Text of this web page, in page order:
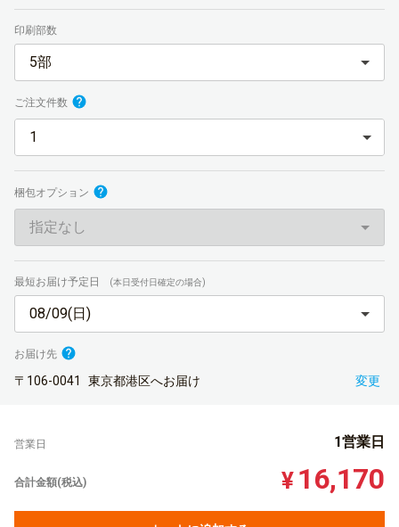
印刷部数
5部
ご注文件数
梱包オプション
指定なし
最短お届け予定日 (本日受付日確定の場合)
08/09(日)
お届け先
〒106-0041 東京都港区へお届け 変更
営業日 1営業日
合計金額(税込) ¥ 16,170